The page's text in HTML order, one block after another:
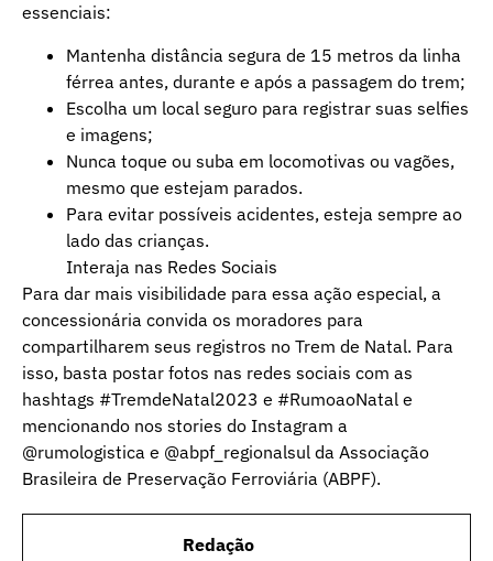
essenciais:
Mantenha distância segura de 15 metros da linha
férrea antes, durante e após a passagem do trem;
Escolha um local seguro para registrar suas selfies
e imagens;
Nunca toque ou suba em locomotivas ou vagões,
mesmo que estejam parados.
Para evitar possíveis acidentes, esteja sempre ao
lado das crianças.
Interaja nas Redes Sociais
Para dar mais visibilidade para essa ação especial, a
concessionária convida os moradores para
compartilharem seus registros no Trem de Natal. Para
isso, basta postar fotos nas redes sociais com as
hashtags #TremdeNatal2023 e #RumoaoNatal e
mencionando nos stories do Instagram a
@rumologistica e @abpf_regionalsul da Associação
Brasileira de Preservação Ferroviária (ABPF).
Redação